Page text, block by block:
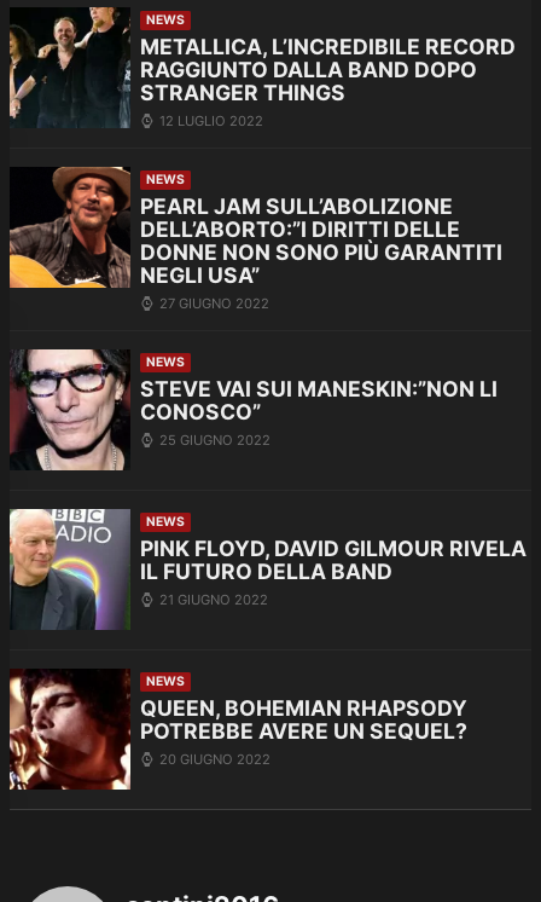
NEWS
METALLICA, L’INCREDIBILE RECORD
RAGGIUNTO DALLA BAND DOPO
STRANGER THINGS
12 LUGLIO 2022
NEWS
PEARL JAM SULL’ABOLIZIONE
DELL’ABORTO:”I DIRITTI DELLE
DONNE NON SONO PIÙ GARANTITI
NEGLI USA”
27 GIUGNO 2022
NEWS
STEVE VAI SUI MANESKIN:”NON LI
CONOSCO”
25 GIUGNO 2022
NEWS
PINK FLOYD, DAVID GILMOUR RIVELA
IL FUTURO DELLA BAND
21 GIUGNO 2022
NEWS
QUEEN, BOHEMIAN RHAPSODY
POTREBBE AVERE UN SEQUEL?
20 GIUGNO 2022